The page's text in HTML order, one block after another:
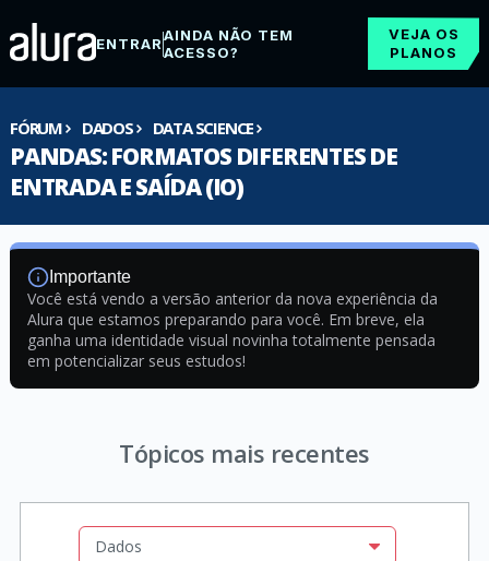
ENTRARAINDA NÃO TEM
ACESSO?
VEJA OS
PLANOS
FÓRUM DADOS DATA SCIENCE
PANDAS: FORMATOS DIFERENTES DE
ENTRADA E SAÍDA (IO)
Importante
Você está vendo a versão anterior da nova experiência da
Alura que estamos preparando para você. Em breve, ela
ganha uma identidade visual novinha totalmente pensada
em potencializar seus estudos!
Tópicos mais recentes
Dados